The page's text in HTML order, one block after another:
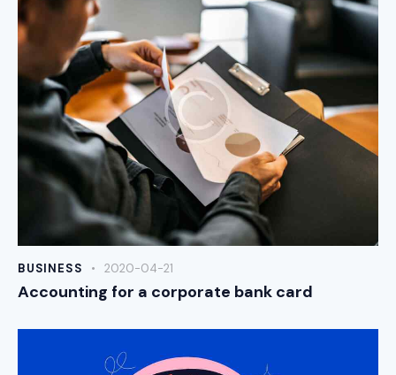
BUSINESS 2020-04-21
Accounting for a corporate bank card